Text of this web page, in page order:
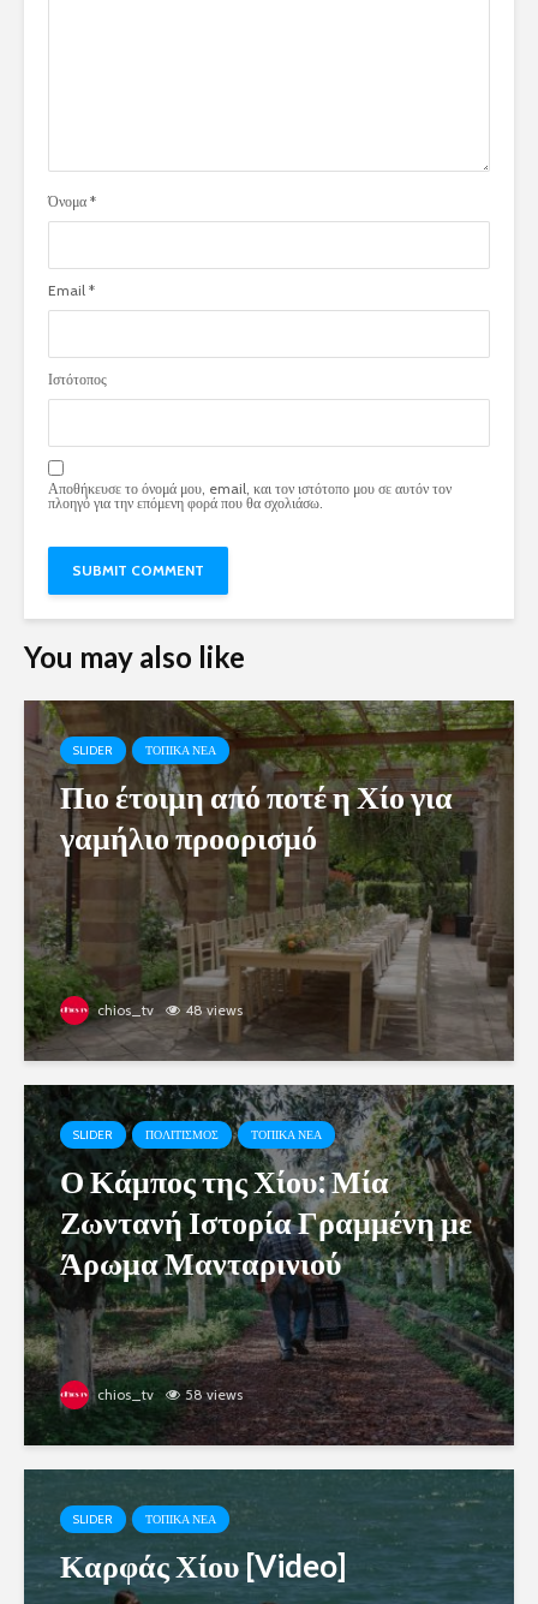
Όνομα *
Email *
Ιστότοπος
Αποθήκευσε το όνομά μου, email, και τον ιστότοπο μου σε αυτόν τον
πλοηγό για την επόμενη φορά που θα σχολιάσω.
You may also like
SLIDER ΤΟΠΙΚΑ ΝΕΑ
Πιο έτοιμη από ποτέ η Χίο για
γαμήλιο προορισμό
chios_tv 48 views
SLIDER ΠΟΛΙΤΙΣΜΟΣ ΤΟΠΙΚΑ ΝΕΑ
Ο Κάμπος της Χίου: Μία
Ζωντανή Ιστορία Γραμμένη με
Άρωμα Μανταρινιού
chios_tv 58 views
SLIDER ΤΟΠΙΚΑ ΝΕΑ
Καρφάς Χίου [Video]